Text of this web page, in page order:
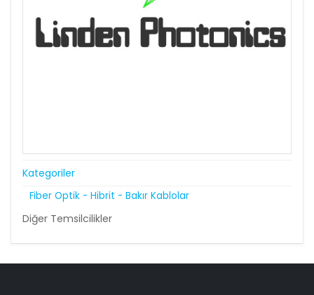
Kategoriler
Fiber Optik - Hibrit - Bakır Kablolar
Diğer Temsilcilikler